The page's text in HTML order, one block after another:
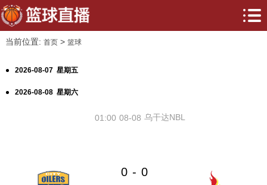
当前位置: 首页> 篮球
2026-08-07 星期五
2026-08-08 星期六
08-08
01:00 乌干达NBL
0 - 0